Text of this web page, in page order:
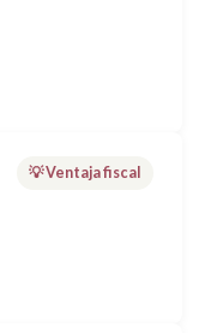
💡 Ventaja fiscal